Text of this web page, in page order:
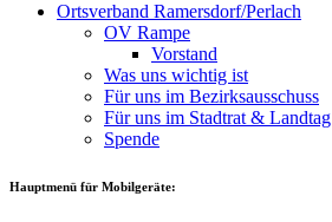
Ortsverband Ramersdorf/Perlach
OV Rampe
Vorstand
Was uns wichtig ist
Für uns im Bezirksausschuss
Für uns im Stadtrat & Landtag
Spende
Hauptmenü für Mobilgeräte: